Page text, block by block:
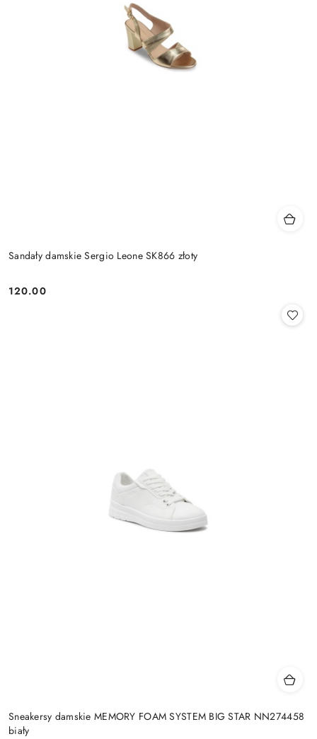
Sandały damskie Sergio Leone SK866 złoty
Cena:
120.00
Sneakersy damskie MEMORY FOAM SYSTEM BIG STAR NN274458
biały